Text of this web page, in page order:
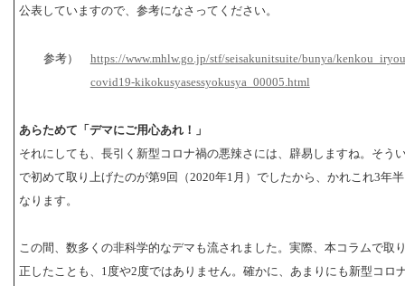
公表していますので、参考になさってください。
参考）
https://www.mhlw.go.jp/stf/seisakunitsuite/bunya/
covid19-kikokusyasessyokusya_00005.html
あらためて「デマにご用心あれ！」
それにしても、長引く新型コロナ禍の悪辣さには、辟易しますね。そう
で初めて取り上げたのが第9回（2020年1月）でしたから、かれこれ3年
なります。
この間、数多くの非科学的なデマも流されました。実際、本コラムで取
正したことも、1度や2度ではありません。確かに、あまりにも新型コロ